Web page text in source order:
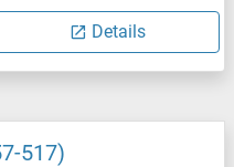
Details
517)